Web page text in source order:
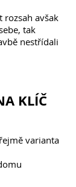
avšak
tak
nestřídali
KLÍČ
varianta